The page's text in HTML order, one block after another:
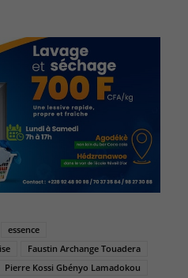
essence
Faustin Archange Touadera
Pierre Kossi Gbényo Lamadokou